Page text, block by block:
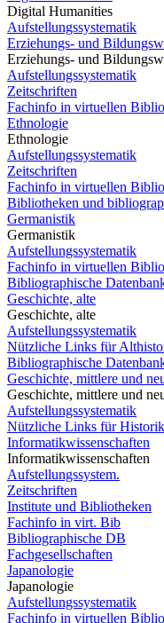
Digital Humanities
Aufstellungssystematik
Erziehungs- und
Erziehungs- und
Aufstellungssystematik
Zeitschriften
Fachinfo in virtuellen
Ethnologie
Ethnologie
Aufstellungssystematik
Zeitschriften
Fachinfo in virtuellen
Bibliotheken und
Germanistik
Germanistik
Aufstellungssystematik
Fachinfo in virtuellen
Bibliographische
Geschichte, alte
Geschichte, alte
Aufstellungssystematik
Nützliche Links für
Bibliographische
Geschichte, mittlere und
Geschichte, mittlere und
Aufstellungssystematik
Nützliche Links für
Informatikwissenschaften
Informatikwissenschaften
Aufstellungssystem.
Zeitschriften
Institute und Bibliotheken
Fachinfo in virt. Bib
Bibliographische DB
Fachgesellschaften
Japanologie
Japanologie
Aufstellungssystematik
Fachinfo in virtuellen